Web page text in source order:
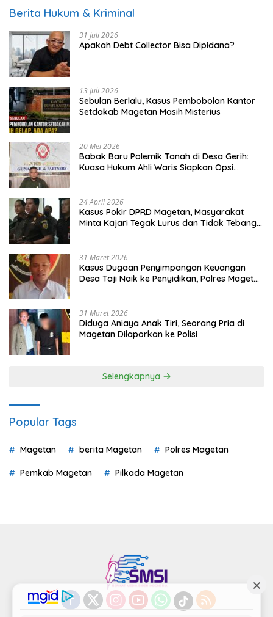
Berita Hukum & Kriminal
31 Juli 2026
Apakah Debt Collector Bisa Dipidana?
13 Juli 2026
Sebulan Berlalu, Kasus Pembobolan Kantor
Setdakab Magetan Masih Misterius
20 Mei 2026
Babak Baru Polemik Tanah di Desa Gerih:
Kuasa Hukum Ahli Waris Siapkan Opsi
24 April 2026
Kasus Pokir DPRD Magetan, Masyarakat
Minta Kajari Tegak Lurus dan Tidak Tebang
31 Maret 2026
Kasus Dugaan Penyimpangan Keuangan
Desa Taji Naik ke Penyidikan, Polres Magetan
31 Maret 2026
Diduga Aniaya Anak Tiri, Seorang Pria di
Magetan Dilaporkan ke Polisi
Selengkapnya
Popular Tags
Magetan berita Magetan Polres Magetan
Pemkab Magetan Pilkada Magetan